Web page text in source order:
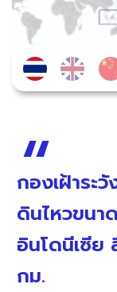
กองเฝ้าระ
ดินไหวขนา
อินโดนีเซีย
กม.